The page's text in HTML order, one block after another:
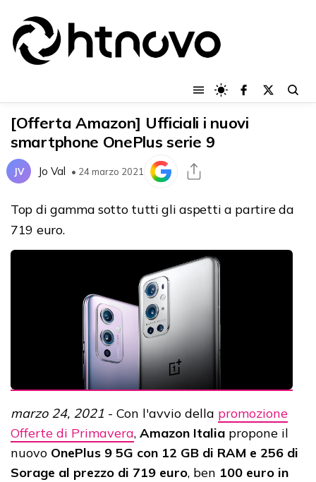
[Offerta Amazon] Ufficiali i nuovi
smartphone OnePlus serie 9
JV Jo Val • 24 marzo 2021
Top di gamma sotto tutti gli aspetti a partire da
719 euro.
marzo 24, 2021 - Con l'avvio della promozione
Offerte di Primavera, Amazon Italia propone il
nuovo OnePlus 9 5G con 12 GB di RAM e 256 di
Sorage al prezzo di 719 euro, ben 100 euro in